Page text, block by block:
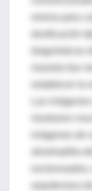
dosificación
diagnósticas
Las
mostraron
imágenes de
almohadilla
arquitectura